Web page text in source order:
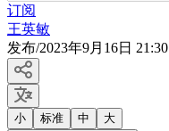
订阅
王英敏
发布/2023年9月16日 21:30
小 标准 中 大